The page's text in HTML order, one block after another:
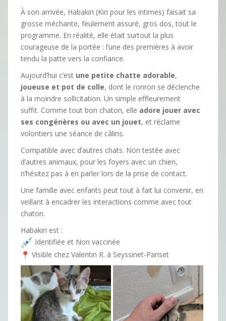
À son arrivée, Habakiri (Kiri pour les intimes) faisait sa
grosse méchante, feulement assuré, gros dos, tout le
programme. En réalité, elle était surtout la plus
courageuse de la portée : l’une des premières à avoir
tendu la patte vers la confiance.
Aujourd’hui c’est une petite chatte adorable,
joueuse et pot de colle, dont le ronron se déclenche
à la moindre sollicitation. Un simple effleurement
suffit. Comme tout bon chaton, elle adore jouer avec
ses congénères ou avec un jouet, et réclame
volontiers une séance de câlins.
Compatible avec d’autres chats. Non testée avec
d’autres animaux, pour les foyers avec un chien,
n’hésitez pas à en parler lors de la prise de contact.
Une famille avec enfants peut tout à fait lui convenir, en
veillant à encadrer les interactions comme avec tout
chaton.
Habakiri est :
Identifiée et Non vaccinée
Visible chez Valentin R. à Seyssinet-Pariset